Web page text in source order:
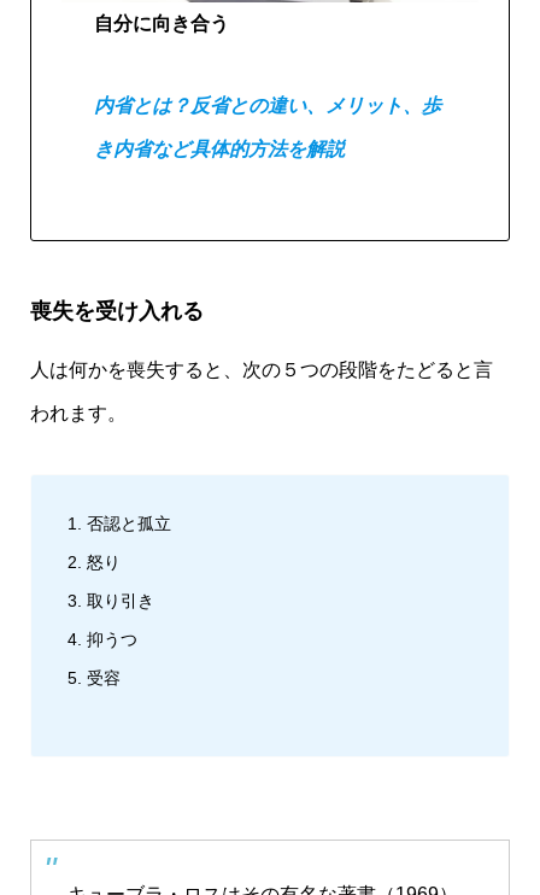
自分に向き合う
内省とは？反省との違い、メリット、歩
き内省など具体的方法を解説
喪失を受け入れる
人は何かを喪失すると、次の５つの段階をたどると言
われます。
否認と孤立
怒り
取り引き
抑うつ
受容